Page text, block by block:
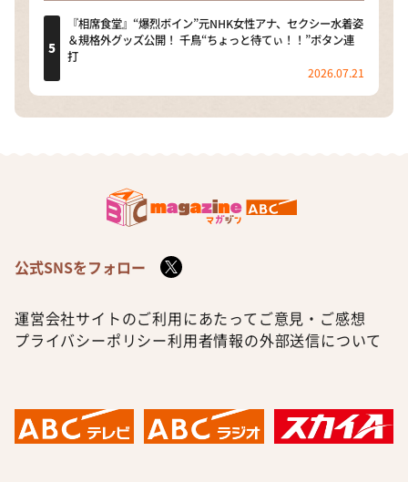
『相席食堂』“爆烈ボイン”元NHK女性アナ、セクシー水着姿
＆規格外グッズ公開！ 千鳥“ちょっと待てぃ！！”ボタン連
打
2026.07.21
公式SNSをフォロー
運営会社サイトのご利用にあたって ご意見・ご感想
プライバシーポリシー利用者情報の外部送信について